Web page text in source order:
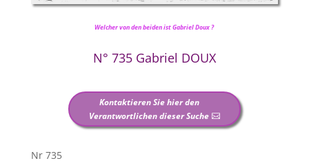
Welcher von den beiden ist Gabriel Doux ?
N° 735 Gabriel DOUX
Kontaktieren Sie hier den
Verantwortlichen dieser Suche
Nr 735